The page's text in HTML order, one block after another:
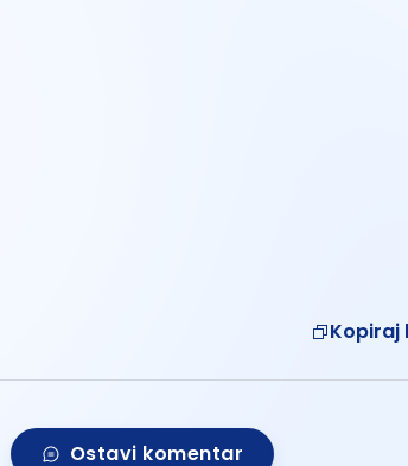
Kopiraj
Ostavi komentar